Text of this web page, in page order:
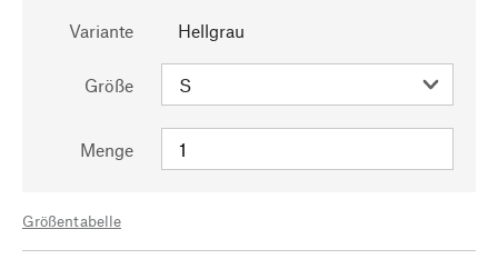
Variante Hellgrau
Größe
Menge
Größentabelle